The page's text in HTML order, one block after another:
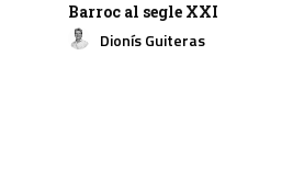
Barroc al segle XXI
Dionís Guiteras